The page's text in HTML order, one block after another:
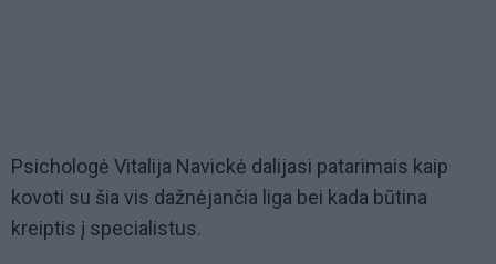
Psichologė Vitalija Navickė dalijasi patarimais kaip
kovoti su šia vis dažnėjančia liga bei kada būtina
kreiptis į specialistus.